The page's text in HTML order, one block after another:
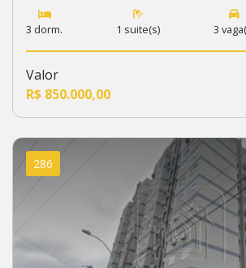
3 dorm. 1 suite(s) 3
Valor
R$ 850.000,00
286